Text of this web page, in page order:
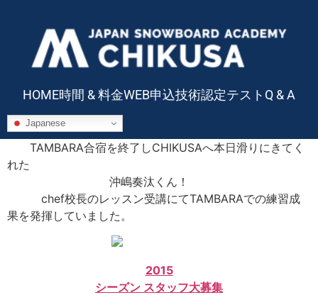
HOME時間 & 料金WEB申込技術認定テスト Q & A
Japanese
TAMBARA合宿を終了しCHIKUSAへ本日滑りにきてく
れた
沖嶋奏汰くん！
chef校長のレッスン受講にてTAMBARAでの練習成
果を発揮していました。
2015
シーズン スタッフ大募集